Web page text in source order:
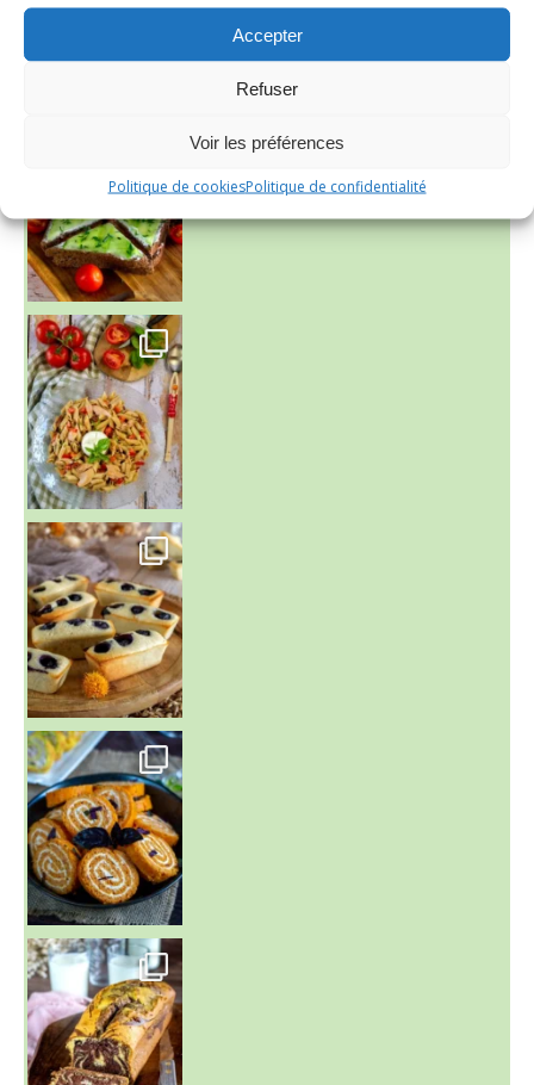
Accepter
Refuser
Voir les préférences
Politique de cookiesPolitique de confidentialité
~ SALADE DE PÂTES AUX DEUX TOMATES THON ET BURRA
~ FINANCIERS MYRTILLES ET CITRON ~
Aujourd'hu